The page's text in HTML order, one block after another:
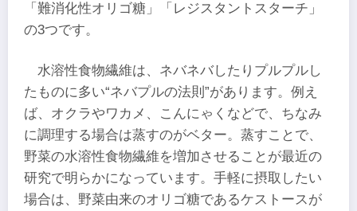
「難消化性オリゴ糖」「レジスタントスターチ」
の3つです。
水溶性食物繊維は、ネバネバしたりプルプルし
たものに多い“ネバプルの法則”があります。例え
ば、オクラやワカメ、こんにゃくなどで、ちなみ
に調理する場合は蒸すのがベター。蒸すことで、
野菜の水溶性食物繊維を増加させることが最近の
研究で明らかになっています。手軽に摂取したい
場合は、野菜由来のオリゴ糖であるケストースが